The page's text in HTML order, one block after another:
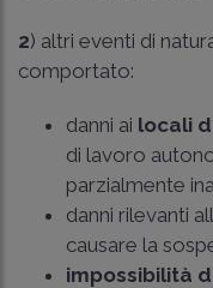
2) altri eventi di
comportato:
danni ai locali
di lavoro
parzialmente
danni rilevanti
causare la
impossibilità